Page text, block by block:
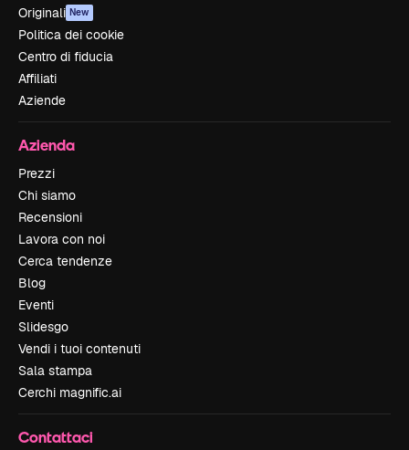
Originali New
Politica dei cookie
Centro di fiducia
Affiliati
Aziende
Azienda
Prezzi
Chi siamo
Recensioni
Lavora con noi
Cerca tendenze
Blog
Eventi
Slidesgo
Vendi i tuoi contenuti
Sala stampa
Cerchi magnific.ai
Contattaci